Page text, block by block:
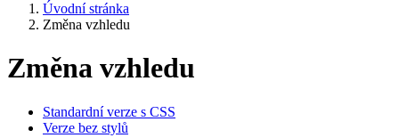
Úvodní stránka
Změna vzhledu
Změna vzhledu
Standardní verze s CSS
Verze bez stylů